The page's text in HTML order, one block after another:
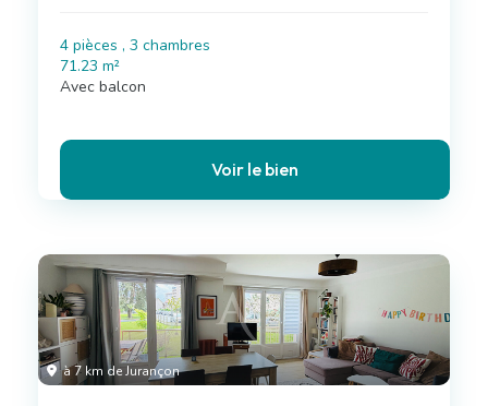
4 pièces , 3 chambres
71.23 m²
Avec balcon
Voir le bien
à 7 km de Jurançon